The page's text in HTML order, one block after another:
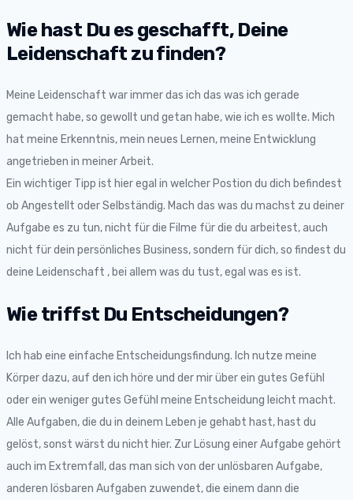
Wie hast Du es geschafft, Deine
Leidenschaft zu finden?
Meine Leidenschaft war immer das ich das was ich gerade
gemacht habe, so gewollt und getan habe, wie ich es wollte. Mich
hat meine Erkenntnis, mein neues Lernen, meine Entwicklung
angetrieben in meiner Arbeit.
Ein wichtiger Tipp ist hier egal in welcher Postion du dich befindest
ob Angestellt oder Selbständig. Mach das was du machst zu deiner
Aufgabe es zu tun, nicht für die Filme für die du arbeitest, auch
nicht für dein persönliches Business, sondern für dich, so findest du
deine Leidenschaft , bei allem was du tust, egal was es ist.
Wie triffst Du Entscheidungen?
Ich hab eine einfache Entscheidungsfindung. Ich nutze meine
Körper dazu, auf den ich höre und der mir über ein gutes Gefühl
oder ein weniger gutes Gefühl meine Entscheidung leicht macht.
Alle Aufgaben, die du in deinem Leben je gehabt hast, hast du
gelöst, sonst wärst du nicht hier. Zur Lösung einer Aufgabe gehört
auch im Extremfall, das man sich von der unlösbaren Aufgabe,
anderen lösbaren Aufgaben zuwendet, die einem dann die